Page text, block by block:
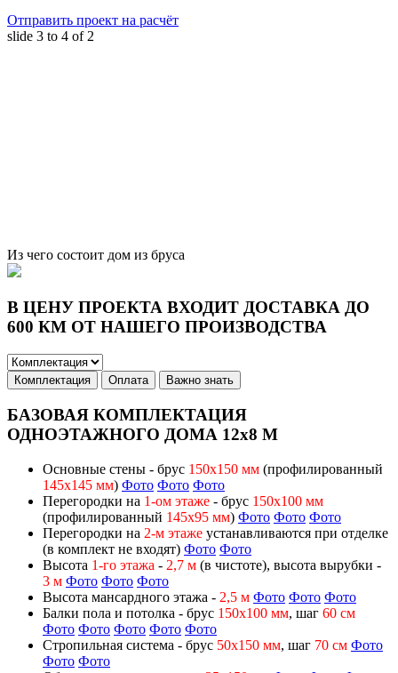
Отправить проект на расчёт
slide 3 to 4 of 2
Из чего состоит дом из бруса
В ЦЕНУ ПРОЕКТА ВХОДИТ ДОСТАВКА ДО
600 КМ ОТ НАШЕГО ПРОИЗВОДСТВА
Комплектация Оплата Важно знать
БАЗОВАЯ КОМПЛЕКТАЦИЯ
ОДНОЭТАЖНОГО ДОМА 12х8 М
Основные стены - брус 150х150 мм (профилированный
145х145 мм) Фото Фото Фото
Перегородки на 1-ом этаже - брус 150х100 мм
(профилированный 145х95 мм) Фото Фото Фото
Перегородки на 2-м этаже устанавливаются при отделке
(в комплект не входят) Фото Фото
Высота 1-го этажа - 2,7 м (в чистоте), высота вырубки -
3 м Фото Фото Фото
Высота мансардного этажа - 2,5 м Фото Фото Фото
Балки пола и потолка - брус 150х100 мм, шаг 60 см
Фото Фото Фото Фото Фото
Стропильная система - брус 50х150 мм, шаг 70 см Фото
Фото Фото